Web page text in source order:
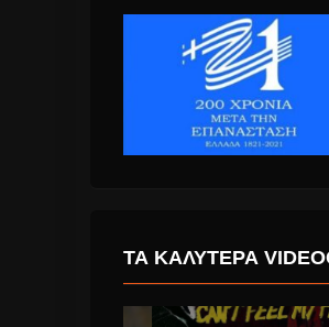
ΤΑ ΚΑΛΎΤΕΡΑ